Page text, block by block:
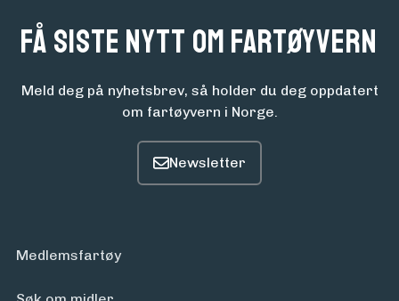
Få siste nytt om fartøyvern
Meld deg på nyhetsbrev, så holder du deg oppdatert
om fartøyvern i Norge.
Medlemsfartøy